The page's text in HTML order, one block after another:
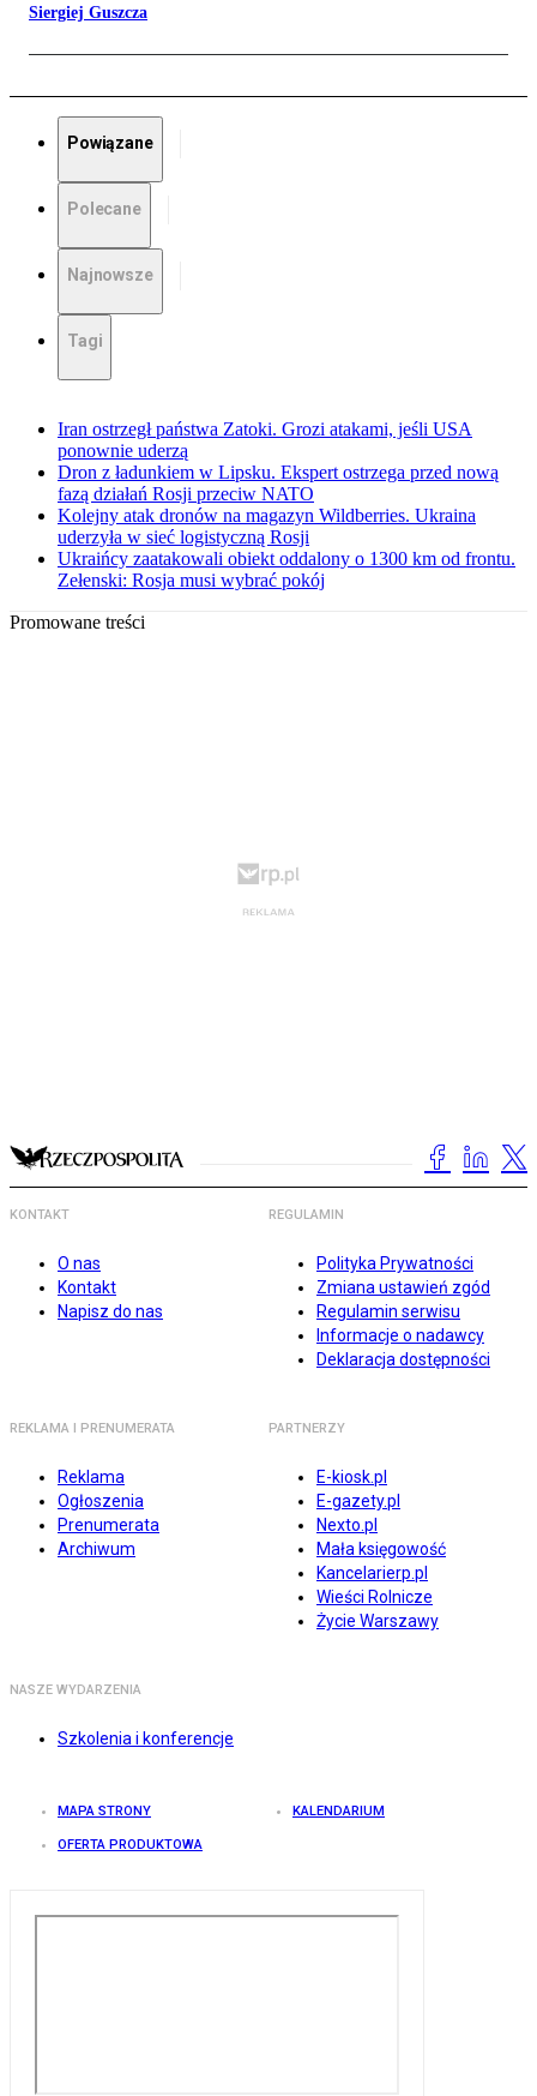
Siergiej Guszcza
Powiązane
Polecane
Najnowsze
Tagi
Iran ostrzegł państwa Zatoki. Grozi atakami, jeśli USA
ponownie uderzą
Dron z ładunkiem w Lipsku. Ekspert ostrzega przed nową
fazą działań Rosji przeciw NATO
Kolejny atak dronów na magazyn Wildberries. Ukraina
uderzyła w sieć logistyczną Rosji
Ukraińcy zaatakowali obiekt oddalony o 1300 km od frontu.
Zełenski: Rosja musi wybrać pokój
Promowane treści
KONTAKT
O nas
Kontakt
Napisz do nas
REGULAMIN
Polityka Prywatności
Zmiana ustawień zgód
Regulamin serwisu
Informacje o nadawcy
Deklaracja dostępności
REKLAMA I PRENUMERATA
Reklama
Ogłoszenia
Prenumerata
Archiwum
PARTNERZY
E-kiosk.pl
E-gazety.pl
Nexto.pl
Mała księgowość
Kancelarierp.pl
Wieści Rolnicze
Życie Warszawy
NASZE WYDARZENIA
Szkolenia i konferencje
MAPA STRONY KALENDARIUM
OFERTA PRODUKTOWA